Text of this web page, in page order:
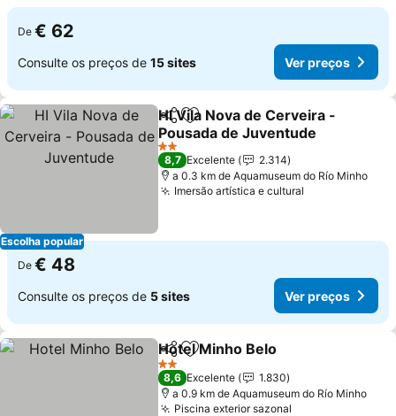
De € 62
Consulte os preços de 15 sites Ver preços
Escolha popular
PartilharAdicionar aos favoritos
HI Vila Nova de Cerveira -
Pousada de Juventude
2 Estrelas
8,7 Excelente
2.314
a 0.3 km de Aquamuseum do Río Minho
Imersão artística e cultural
De € 48
Consulte os preços de 5 sites Ver preços
PartilharAdicionar aos favoritos
Hotel Minho Belo
2 Estrelas
8,6 Excelente
1.830
a 0.9 km de Aquamuseum do Río Minho
Piscina exterior sazonal